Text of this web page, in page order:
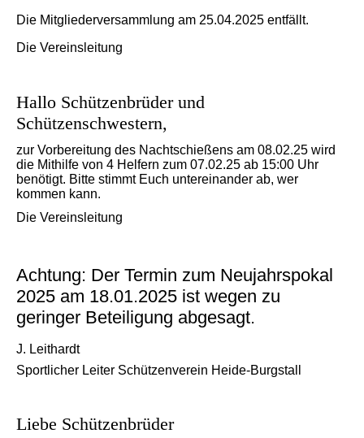
Die Mitgliederversammlung am 25.04.2025 entfällt.
Die Vereinsleitung
Hallo Schützenbrüder und
Schützenschwestern,
zur Vorbereitung des Nachtschießens am 08.02.25 wird
die Mithilfe von 4 Helfern zum 07.02.25 ab 15:00 Uhr
benötigt. Bitte stimmt Euch untereinander ab, wer
kommen kann.
Die Vereinsleitung
Achtung: Der Termin zum Neujahrspokal
2025 am 18.01.2025 ist wegen zu
geringer Beteiligung abgesagt.
J. Leithardt
Sportlicher Leiter Schützenverein Heide-Burgstall
Liebe Schützenbrüder